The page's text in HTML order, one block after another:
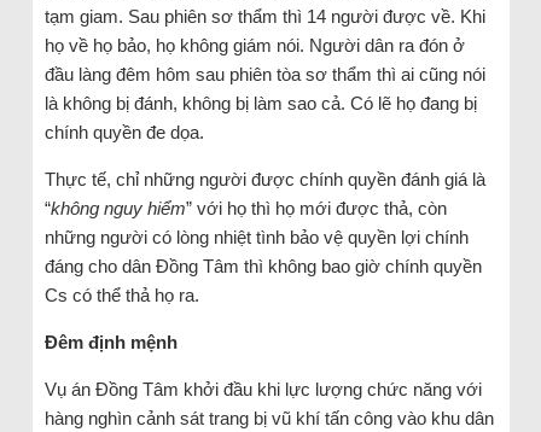
tạm giam. Sau phiên sơ thẩm thì 14 người được về. Khi
họ về họ bảo, họ không giám nói. Người dân ra đón ở
đầu làng đêm hôm sau phiên tòa sơ thẩm thì ai cũng nói
là không bị đánh, không bị làm sao cả. Có lẽ họ đang bị
chính quyền đe dọa.
Thực tế, chỉ những người được chính quyền đánh giá là
“không nguy hiểm” với họ thì họ mới được thả, còn
những người có lòng nhiệt tình bảo vệ quyền lợi chính
đáng cho dân Đồng Tâm thì không bao giờ chính quyền
Cs có thể thả họ ra.
Đêm định mệnh
Vụ án Đồng Tâm khởi đầu khi lực lượng chức năng với
hàng nghìn cảnh sát trang bị vũ khí tấn công vào khu dân